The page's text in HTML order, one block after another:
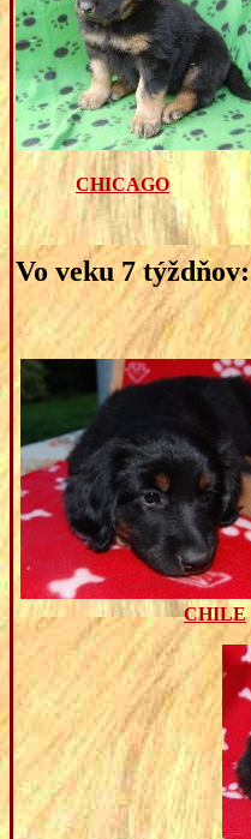
CHICAGO
Vo veku 7 týždňov:
CHILE